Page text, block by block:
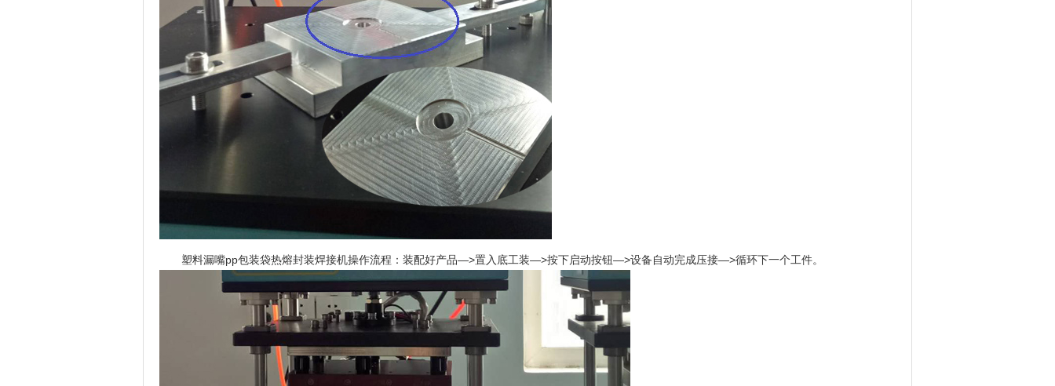
塑料漏嘴pp包装袋热熔封装焊接机操作流程：装配好产品—>置入底工装—>按下启动按钮—>设备自动完成压接—>循环下一个工件。